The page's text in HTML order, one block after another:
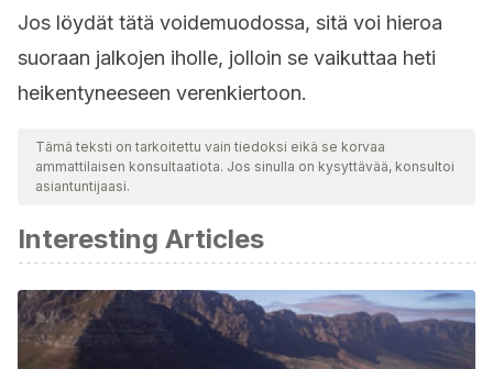
Jos löydät tätä voidemuodossa, sitä voi hieroa
suoraan jalkojen iholle, jolloin se vaikuttaa heti
heikentyneeseen verenkiertoon.
Tämä teksti on tarkoitettu vain tiedoksi eikä se korvaa
ammattilaisen konsultaatiota. Jos sinulla on kysyttävää, konsultoi
asiantuntijaasi.
Interesting Articles